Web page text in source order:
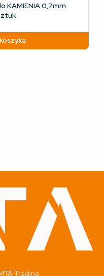
KAMIENIA 0,7mm
Trading